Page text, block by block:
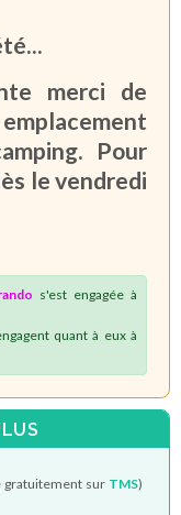
merci de
Pour
le vendredi
s'est engagée à
quant à eux à
gratuitement sur TMS)